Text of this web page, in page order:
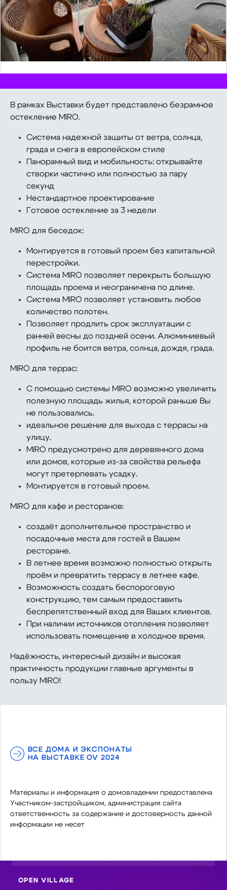
В рамках Выставки будет представлено безрамное
остекление MIRO.
Система надежной защиты от ветра, солнца,
града и снега в европейском стиле
Панорамный вид и мобильность: открывайте
створки частично или полностью за пару
секунд
Нестандартное проектирование
Готовое остекление за 3 недели
MIRO для беседок:
Монтируется в готовый проем без капитальной
перестройки.
Система MIRO позволяет перекрыть большую
площадь проема и неограничена по длине.
Система MIRO позволяет установить любое
количество полотен.
Позволяет продлить срок эксплуатации с
ранней весны до поздней осени. Алюминиевый
профиль не боится ветра, солнца, дождя, града.
MIRO для террас:
С помощью системы MIRO возможно увеличить
полезную площадь жилья, которой раньше Вы
не пользовались.
идеальное решение для выхода с террасы на
улицу.
MIRO предусмотрено для деревянного дома
или домов, которые из-за свойства рельефа
могут претерпевать усадку.
Монтируется в готовый проем.
MIRO для кафе и ресторанов:
создаёт дополнительное пространство и
посадочные места для гостей в Вашем
ресторане.
В летнее время возможно полностью открыть
проём и превратить террасу в летнее кафе.
Возможность создать беспороговую
конструкцию, тем самым предоставить
беспрепятственный вход для Ваших клиентов.
При наличии источников отопления позволяет
использовать помещение в холодное время.
Надёжность, интересный дизайн и высокая
практичность продукции главные аргументы в
пользу MIRO!
ВСЕ ДОМА И ЭКСПОНАТЫ
НА ВЫСТАВКЕ OV 2024
Материалы и информация о домовладении предоставлена
Участником-застройщиком, администрация сайта
ответственность за содержание и достоверность данной
информации не несет
OPEN VILLAGE